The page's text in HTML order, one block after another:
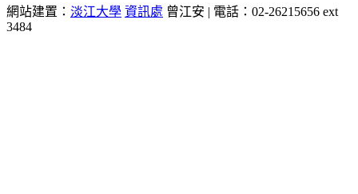
網站建置： 淡江大學 資訊處 曾江安 | 電話：02-26215656 ext
3484